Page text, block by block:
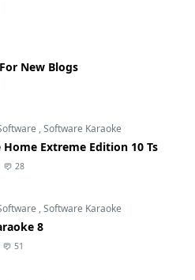
New Blogs
,Software Karaoke
Home Extreme Edition 10 Ts
28
,Software Karaoke
8
51